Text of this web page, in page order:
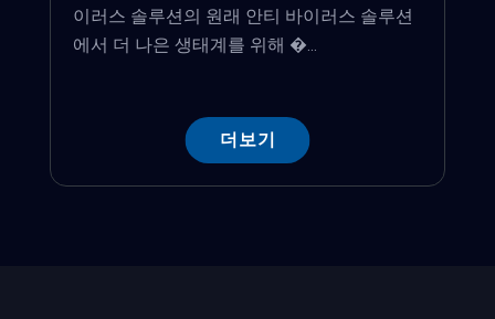
이러스 솔루션의 원래 안티 바이러스 솔루션
에서 더 나은 생태계를 위해 �...
더보기